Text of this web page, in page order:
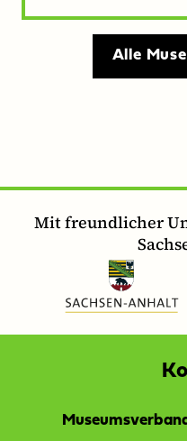
Alle
Mit freundlicher